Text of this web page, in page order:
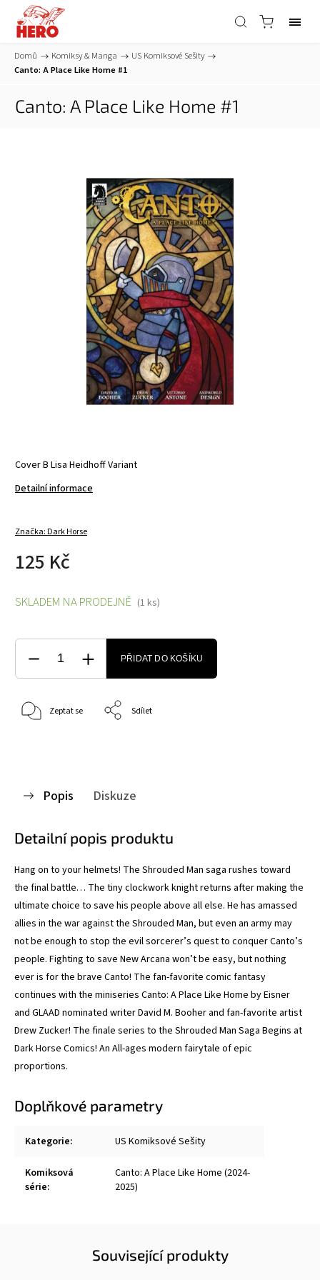
Domů / Komiksy & Manga / US Komiksové Sešity /
Canto: A Place Like Home #1
Canto: A Place Like Home #1
Cover B Lisa Heidhoff Variant
Detailní informace
Značka:Dark Horse
125 Kč
SKLADEM NA PRODEJNĚ (1 ks)
PŘIDAT DO KOŠÍKU
Zeptat se Sdílet
Popis Diskuze
Detailní popis produktu
Hang on to your helmets! The Shrouded Man saga rushes toward
the final battle… The tiny clockwork knight returns after making the
ultimate choice to save his people above all else. He has amassed
allies in the war against the Shrouded Man, but even an army may
not be enough to stop the evil sorcerer’s quest to conquer Canto’s
people. Fighting to save New Arcana won’t be easy, but nothing
ever is for the brave Canto! The fan-favorite comic fantasy
continues with the miniseries Canto: A Place Like Home by Eisner
and GLAAD nominated writer David M. Booher and fan-favorite artist
Drew Zucker! The finale series to the Shrouded Man Saga Begins at
Dark Horse Comics! An All-ages modern fairytale of epic
proportions.
Doplňkové parametry
Kategorie: US Komiksové Sešity
Komiksová
série:
Canto: A Place Like Home (2024-
2025)
Související produkty